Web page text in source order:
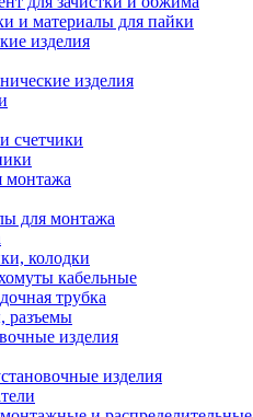
и материалы для пайки
изделия
изделия
счетчики
монтажа
для монтажа
колодки
кабельные
трубка
разъемы
изделия
изделия